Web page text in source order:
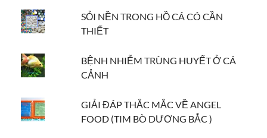
SỎI NỀN TRONG HỒ CÁ CÓ CẦN
THIẾT
BỆNH NHIỄM TRÙNG HUYẾT Ở CÁ
CẢNH
GIẢI ĐÁP THẮC MẮC VỀ ANGEL
FOOD (TIM BÒ DƯƠNG BẮC )